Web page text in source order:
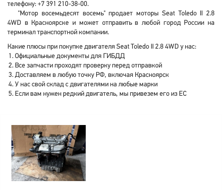
телефону: +7 391 210-38-00.
"Мотор восемьдесят восемь" продает моторы Seat Toledo II 2.8
4WD в Красноярске и может отправить в любой город России на
терминал транспортной компании.
Какие плюсы при покупке двигателя Seat Toledo II 2.8 4WD у нас:
Официальные документы для ГИБДД
Все запчасти проходят проверку перед отправкой
Доставляем в любую точку РФ, включая Красноярск
У нас свой склад с двигателями на любые марки
Если вам нужен редкий двигатель, мы привезем его из ЕС